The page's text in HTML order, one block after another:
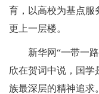
育，以高校为基点服
更上一层楼。
新华网“一带一路”
欣在贺词中说，国学
族最深层的精神追求